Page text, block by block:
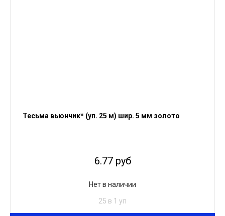
Тесьма вьюнчик* (уп. 25 м) шир. 5 мм золото
6.77 руб
Нет в наличии
25 в 1 уп